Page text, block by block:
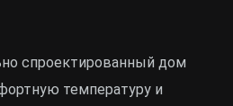
спроектированный дом
температуру и